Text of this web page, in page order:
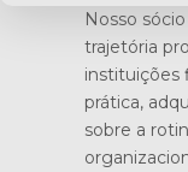
Nosso
trajetória
instituições
prática,
sobre a